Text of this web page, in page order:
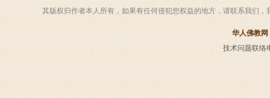
其版权归作者本人所有，如果有任何侵犯您权益的地方，请联系我们，
华人佛教网
技术问题联络